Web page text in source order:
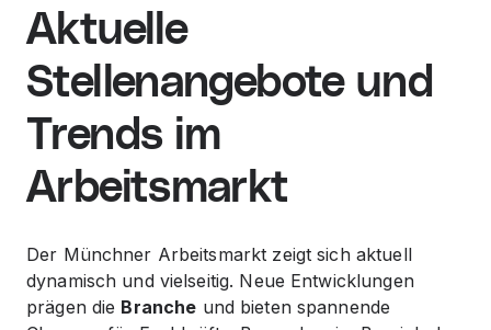
Aktuelle
Stellenangebote und
Trends im
Arbeitsmarkt
Der Münchner Arbeitsmarkt zeigt sich aktuell
dynamisch und vielseitig. Neue Entwicklungen
prägen die Branche und bieten spannende